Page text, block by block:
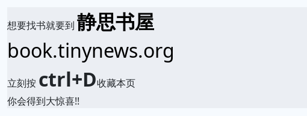
想要找书就要到静思书屋
book.tinynews.org
立刻按 ctrl+D收藏本页
你会得到大惊喜!!